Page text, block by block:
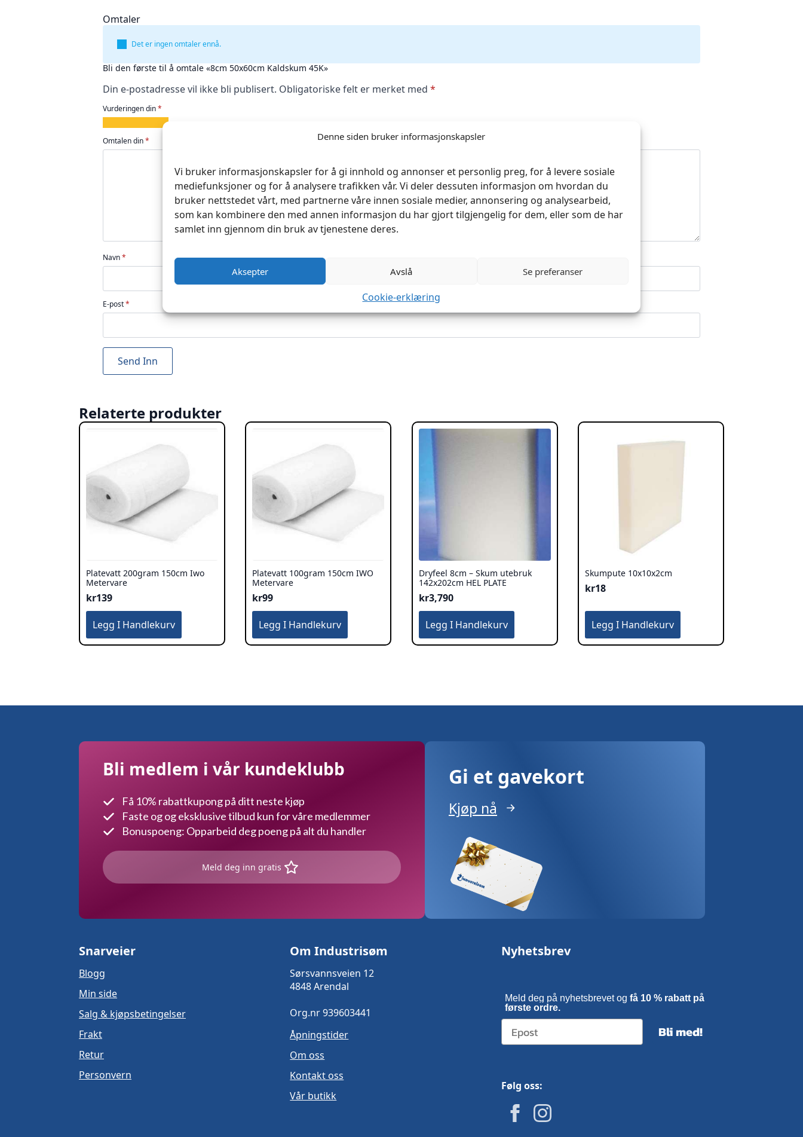
Denne siden bruker informasjonskapsler
Vi bruker informasjonskapsler for å gi innhold og annonser et personlig preg, for å levere sosiale
mediefunksjoner og for å analysere trafikken vår. Vi deler dessuten informasjon om hvordan du
bruker nettstedet vårt, med partnerne våre innen sosiale medier, annonsering og analysearbeid,
som kan kombinere den med annen informasjon du har gjort tilgjengelig for dem, eller som de har
samlet inn gjennom din bruk av tjenestene deres.
Aksepter Avslå Se preferanser
Cookie-erklæring
Omtaler
Det er ingen omtaler ennå.
Bli den første til å omtale «8cm 50x60cm Kaldskum 45K»
Din e-postadresse vil ikke bli publisert. Obligatoriske felt er merket med *
Vurderingen din*
av
5
av
5
av
5
av
5 5
Omtalen din*
Navn*
E-post*
Relaterte produkter
Platevatt 200gram 150cm Iwo
Metervare
kr139
Legg I Handlekurv
Platevatt 100gram 150cm IWO
Metervare
kr99
Legg I Handlekurv
Dryfeel 8cm – Skum utebruk
142x202cm HEL PLATE
kr3,790
Legg I Handlekurv
Skumpute 10x10x2cm
kr18
Legg I Handlekurv
Bli medlem i vår kundeklubb
Få 10% rabattkupong på ditt neste kjøp
Faste og og eksklusive tilbud kun for våre medlemmer
Bonuspoeng: Opparbeid deg poeng på alt du handler
Meld deg inn gratis
Gi et gavekort
Kjøp nå
Snarveier
Blogg
Min side
Salg & kjøpsbetingelser
Frakt
Retur
Personvern
Om Industrisøm
Sørsvannsveien 12
4848 Arendal
Org.nr 939603441
Åpningstider
Om oss
Kontakt oss
Vår butikk
Nyhetsbrev
Meld deg på nyhetsbrevet og få 10 % rabatt på
første ordre.
Bli med!
Følg oss: